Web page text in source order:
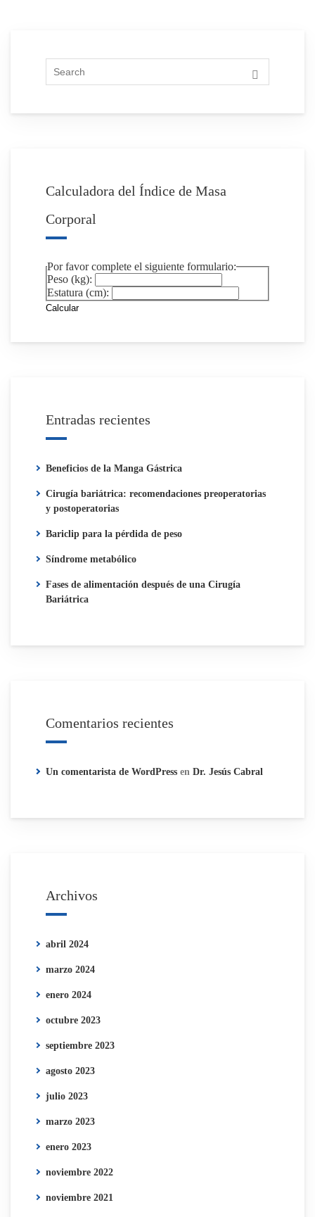
Calculadora del Índice de Masa
Corporal
Por favor complete el siguiente formulario:
Peso (kg):
Estatura (cm):
Calcular
Entradas recientes
Beneficios de la Manga Gástrica
Cirugía bariátrica: recomendaciones preoperatorias
y postoperatorias
Bariclip para la pérdida de peso
Síndrome metabólico
Fases de alimentación después de una Cirugía
Bariátrica
Comentarios recientes
Un comentarista de WordPress en Dr. Jesús Cabral
Archivos
abril 2024
marzo 2024
enero 2024
octubre 2023
septiembre 2023
agosto 2023
julio 2023
marzo 2023
enero 2023
noviembre 2022
noviembre 2021